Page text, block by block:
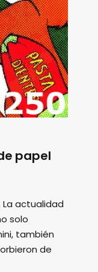
papel
La actualidad
solo
también
de